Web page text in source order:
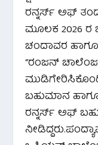
ರನ್ನರ್ಸ್ ಅಫ್
ಮೂಲಕ 2026 ರ
ಚಂದಾವರ
“ರಂಜನ್
ಬಹುಮಾನ
ರನ್ನರ್ಸ್ ಅಫ್